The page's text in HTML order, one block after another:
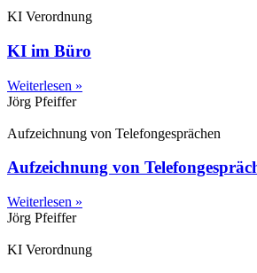
KI Verordnung
KI im Büro
Weiterlesen »
Jörg Pfeiffer
Aufzeichnung von Telefongesprächen
Aufzeichnung von
Weiterlesen »
Jörg Pfeiffer
KI Verordnung